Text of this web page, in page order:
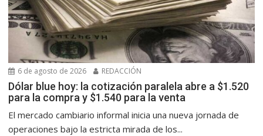
6 de agosto de 2026 REDACCIÓN
Dólar blue hoy: la cotización paralela abre a $1.520
para la compra y $1.540 para la venta
El mercado cambiario informal inicia una nueva jornada de
operaciones bajo la estricta mirada de los...